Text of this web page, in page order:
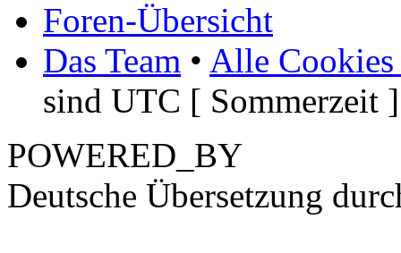
Foren-Übersicht
Das Team • Alle Cookies
sind UTC [ Sommerzeit ]
POWERED_BY
Deutsche Übersetzung